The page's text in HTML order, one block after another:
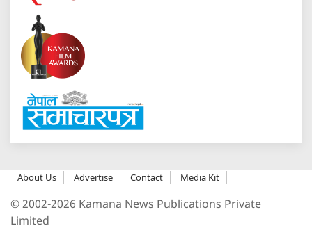
About Us Advertise Contact Media Kit
© 2002-2026 Kamana News Publications Private
Limited